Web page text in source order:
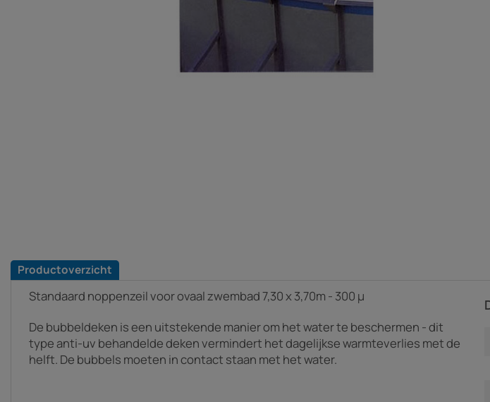
Productoverzicht
Standaard noppenzeil voor ovaal zwembad 7,30 x 3,70m - 300 µ
De bubbeldeken is een uitstekende manier om het water te beschermen - dit
type anti-uv behandelde deken vermindert het dagelijkse warmteverlies met de
helft. De bubbels moeten in contact staan met het water.